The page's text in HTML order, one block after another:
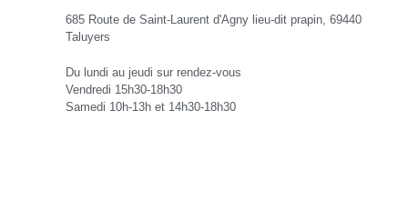
685 Route de Saint-Laurent d'Agny lieu-dit prapin, 69440
Taluyers
Du lundi au jeudi sur rendez-vous
Vendredi 15h30-18h30
Samedi 10h-13h et 14h30-18h30